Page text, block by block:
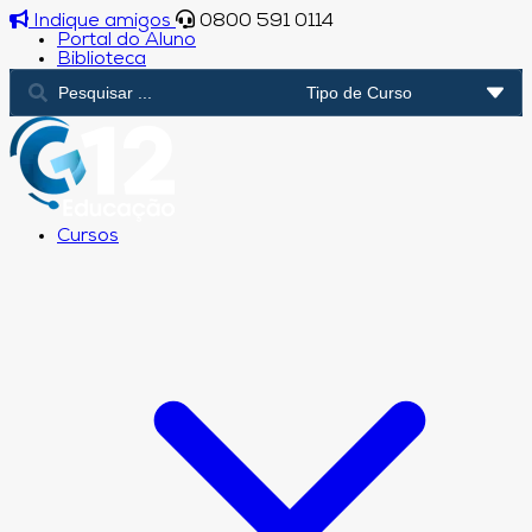
Indique amigos
0800 591 0114
Portal do Aluno
Biblioteca
Cursos